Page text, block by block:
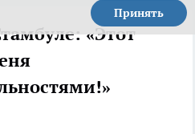
Принять
«Этот